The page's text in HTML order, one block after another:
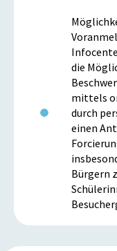
die
mittels
durch
einen
Bürgern